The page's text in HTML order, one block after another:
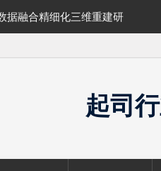
据融合精细化三维重建研
起司